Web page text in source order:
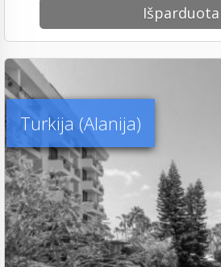
Išparduota
Turkija (Alanija)